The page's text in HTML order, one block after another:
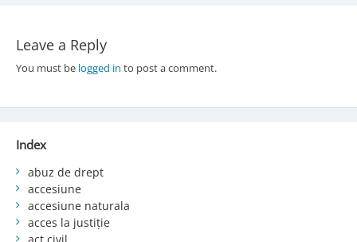
Leave a Reply
You must be logged in to post a comment.
Index
abuz de drept
accesiune
accesiune naturala
acces la justiție